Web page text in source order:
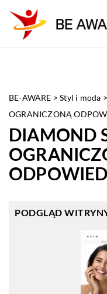
BE-AWARE >Styl i moda >
OGRANICZONĄ
DIAMOND
PODGLĄD